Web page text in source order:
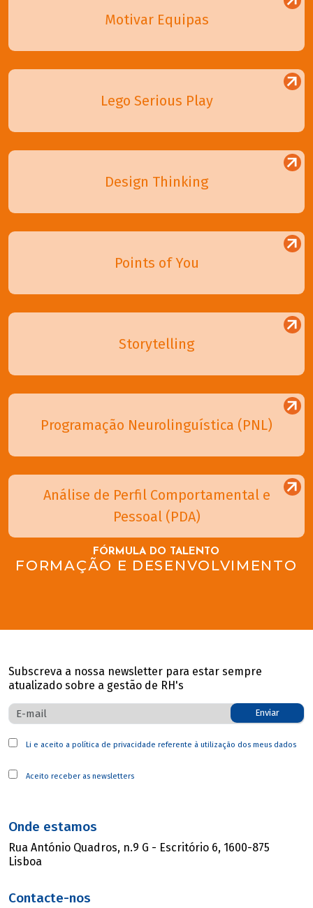
Motivar Equipas
Lego Serious Play
Design Thinking
Points of You
Storytelling
Programação Neurolinguística (PNL)
Análise de Perfil Comportamental e
Pessoal (PDA)
FÓRMULA DO TALENTO
FORMAÇÃO E DESENVOLVIMENTO
Subscreva a nossa newsletter para estar sempre
atualizado sobre a gestão de RH's
Enviar
Li e aceito a política de privacidade referente à utilização dos meus dados
Aceito receber as newsletters
Onde estamos
Rua António Quadros, n.9 G - Escritório 6, 1600-875
Lisboa
Contacte-nos